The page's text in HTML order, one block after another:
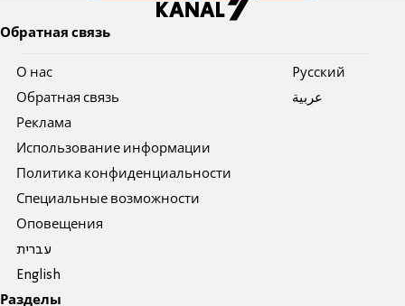
Обратная связь
О нас
Обратная связь
Реклама
Использование информации
Политика конфиденциальности
Специальные возможности
Оповещения
עברית
English
Pусский
عربية
Разделы